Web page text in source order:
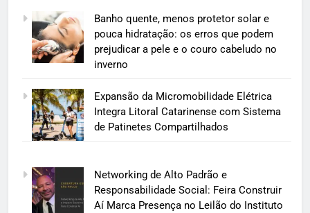
Banho quente, menos protetor solar e
pouca hidratação: os erros que podem
prejudicar a pele e o couro cabeludo no
inverno
Expansão da Micromobilidade Elétrica
Integra Litoral Catarinense com Sistema
de Patinetes Compartilhados
Networking de Alto Padrão e
Responsabilidade Social: Feira Construir
Aí Marca Presença no Leilão do Instituto